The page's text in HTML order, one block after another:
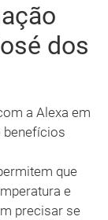
dos
a Alexa em
benefícios
que
e
precisar se